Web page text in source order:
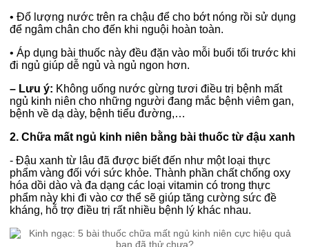
• Đổ lượng nước trên ra chậu để cho bớt nóng rồi sử dụng
để ngâm chân cho đến khi nguội hoàn toàn.
• Áp dụng bài thuốc này đều đặn vào mỗi buổi tối trước khi
đi ngủ giúp dễ ngủ và ngủ ngon hơn.
– Lưu ý: Không uống nước gừng tươi điều trị bệnh mất
ngủ kinh niên cho những người đang mắc bệnh viêm gan,
bệnh về dạ dày, bệnh tiểu đường,…
2. Chữa mất ngủ kinh niên bằng bài thuốc từ đậu xanh
- Đậu xanh từ lâu đã được biết đến như một loại thực
phẩm vàng đối với sức khỏe. Thành phần chất chống oxy
hóa dồi dào và đa dạng các loại vitamin có trong thực
phẩm này khi đi vào cơ thể sẽ giúp tăng cường sức đề
kháng, hỗ trợ điều trị rất nhiều bệnh lý khác nhau.